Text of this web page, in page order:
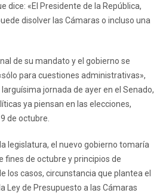
dice: «El Presidente de la República,
disolver las Cámaras o incluso una
de su mandato y el gobierno se
para cuestiones administrativas»,
jornada de ayer en el Senado,
ya piensan en las elecciones,
de octubre.
legislatura, el nuevo gobierno tomaría
fines de octubre y principios de
los casos, circunstancia que plantea el
Ley de Presupuesto a las Cámaras